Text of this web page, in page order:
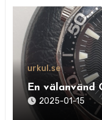
urkul.se
En välanvänd
2025-01-15